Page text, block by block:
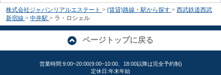
株式会社ジャパンリアルエステート > (賃貸)路線・駅から探す > 西武鉄道西武
新宿線 > 中井駅 > ラ・ロシェル
ページトップに戻る
営業時間:9:00~20:00(9:00~10:00、18:00以降は完全予約制)
定休日:年末年始